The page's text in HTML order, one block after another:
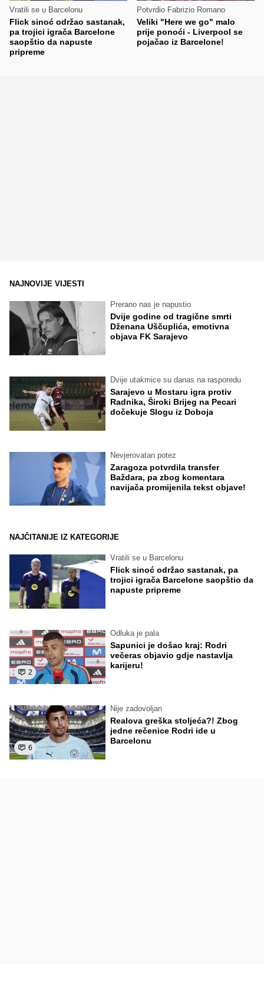
Vratili se u Barcelonu
Flick sinoć održao sastanak,
pa trojici igrača Barcelone
saopštio da napuste
pripreme
Potvrdio Fabrizio Romano
Veliki "Here we go" malo
prije ponoći - Liverpool se
pojačao iz Barcelone!
NAJNOVIJE VIJESTI
Prerano nas je napustio
Dvije godine od tragične smrti
Dženana Uščuplića, emotivna
objava FK Sarajevo
Dvije utakmice su danas na rasporedu
Sarajevo u Mostaru igra protiv
Radnika, Široki Brijeg na Pecari
dočekuje Slogu iz Doboja
Nevjerovatan potez
Zaragoza potvrdila transfer
Baždara, pa zbog komentara
navijača promijenila tekst objave!
NAJČITANIJE IZ KATEGORIJE
Vratili se u Barcelonu
Flick sinoć održao sastanak, pa
trojici igrača Barcelone saopštio da
napuste pripreme
2
Odluka je pala
Sapunici je došao kraj: Rodri
večeras objavio gdje nastavlja
karijeru!
6
Nije zadovoljan
Realova greška stoljeća?! Zbog
jedne rečenice Rodri ide u
Barcelonu